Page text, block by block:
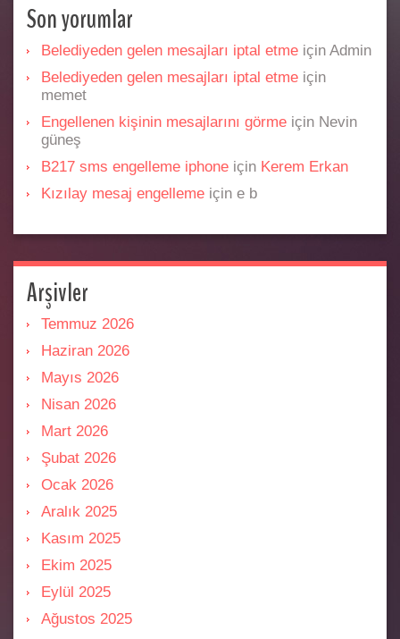
Son yorumlar
Belediyeden gelen mesajları iptal etme için Admin
Belediyeden gelen mesajları iptal etme için
memet
Engellenen kişinin mesajlarını görme için Nevin
güneş
B217 sms engelleme iphone için Kerem Erkan
Kızılay mesaj engelleme için e b
Arşivler
Temmuz 2026
Haziran 2026
Mayıs 2026
Nisan 2026
Mart 2026
Şubat 2026
Ocak 2026
Aralık 2025
Kasım 2025
Ekim 2025
Eylül 2025
Ağustos 2025